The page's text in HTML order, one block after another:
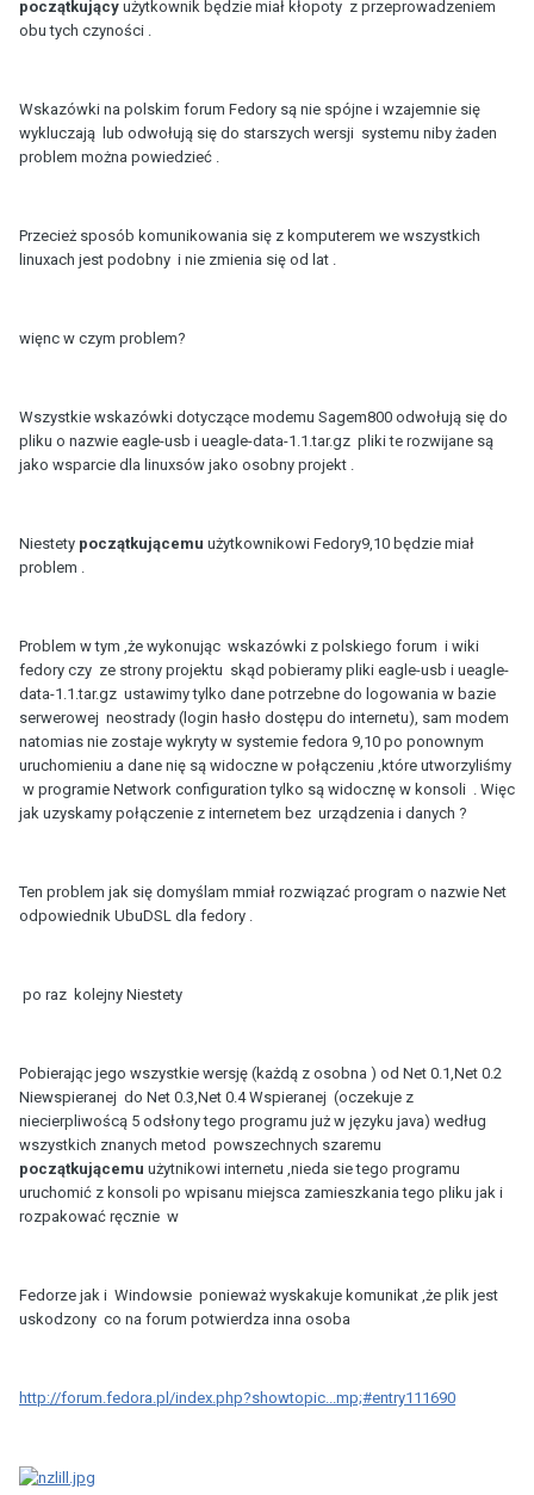
początkujący użytkownik będzie miał kłopoty z przeprowadzeniem
obu tych czyności .
Wskazówki na polskim forum Fedory są nie spójne i wzajemnie się
wykluczają lub odwołują się do starszych wersji systemu niby żaden
problem można powiedzieć .
Przecież sposób komunikowania się z komputerem we wszystkich
linuxach jest podobny i nie zmienia się od lat .
więnc w czym problem?
Wszystkie wskazówki dotyczące modemu Sagem800 odwołują się do
pliku o nazwie eagle-usb i ueagle-data-1.1.tar.gz pliki te rozwijane są
jako wsparcie dla linuxsów jako osobny projekt .
Niestety początkującemu użytkownikowi Fedory9,10 będzie miał
problem .
Problem w tym ,że wykonując wskazówki z polskiego forum i wiki
fedory czy ze strony projektu skąd pobieramy pliki eagle-usb i ueagle-
data-1.1.tar.gz ustawimy tylko dane potrzebne do logowania w bazie
serwerowej neostrady (login hasło dostępu do internetu), sam modem
natomias nie zostaje wykryty w systemie fedora 9,10 po ponownym
uruchomieniu a dane nię są widoczne w połączeniu ,które utworzyliśmy
w programie Network configuration tylko są widocznę w konsoli . Więc
jak uzyskamy połączenie z internetem bez urządzenia i danych ?
Ten problem jak się domyślam mmiał rozwiązać program o nazwie Net
odpowiednik UbuDSL dla fedory .
po raz kolejny Niestety
Pobierając jego wszystkie wersję (każdą z osobna ) od Net 0.1,Net 0.2
Niewspieranej do Net 0.3,Net 0.4 Wspieranej (oczekuje z
niecierpliwoścą 5 odsłony tego programu już w języku java) według
wszystkich znanych metod powszechnych szaremu
początkującemu użytnikowi internetu ,nieda sie tego programu
uruchomić z konsoli po wpisanu miejsca zamieszkania tego pliku jak i
rozpakować ręcznie w
Fedorze jak i Windowsie ponieważ wyskakuje komunikat ,że plik jest
uskodzony co na forum potwierdza inna osoba
http://forum.fedora.pl/index.php?showtopic...mp;#entry111690